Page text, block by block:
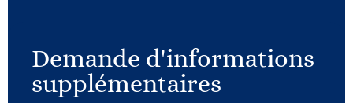
Demande d'informations
supplémentaires